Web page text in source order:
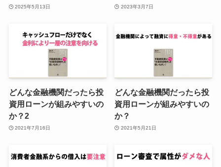
2025年5月13日 2023年3月7日
どんな金融機関だったら投
資用ローンが組みやすいの
か？2
2021年7月16日
どんな金融機関だったら投
資用ローンが組みやすいの
か？
2021年5月21日